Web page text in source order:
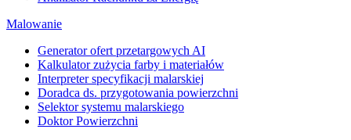
Malowanie
Generator ofert przetargowych AI
Kalkulator zużycia farby i materiałów
Interpreter specyfikacji malarskiej
Doradca ds. przygotowania powierzchni
Selektor systemu malarskiego
Doktor Powierzchni